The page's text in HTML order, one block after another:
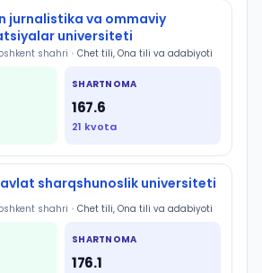
jurnalistika va ommaviy
universiteti
shahri • Chet tili, Ona tili va adabiyoti
SHARTNOMA
167.6
21 kvota
sharqshunoslik universiteti
shahri • Chet tili, Ona tili va adabiyoti
SHARTNOMA
176.1